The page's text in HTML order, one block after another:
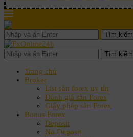
Tìm kiếm
Tìm kiếm
Trang chủ
Broker
List sàn forex uy tín
Đánh giá sàn Forex
Giấy phép sàn Forex
Bonus Forex
Deposit
No Deposit